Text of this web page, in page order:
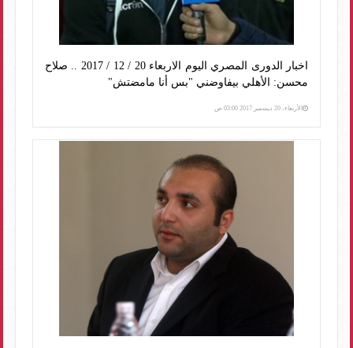
اخبار الدورى المصري اليوم الاربعاء 20 / 12 / 2017 .. صلاح
محسن: الأهلي بيفاوضني "بس أنا مامضتش"
الأربعاء، 20 ديسمبر 2017 03:00 ص